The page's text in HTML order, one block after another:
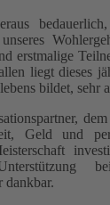
erstmalige
liegt dieses
bildet, sehr
Geld und
dankbar.